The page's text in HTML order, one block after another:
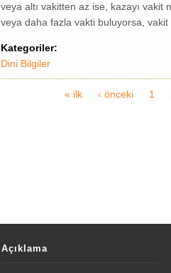
veya altı vakitten az ise, kazayı vakit
veya daha fazla vakti buluyorsa, vakit
Kategoriler:
Dini Bilgiler
« ilk ‹ önceki 1
Açıklama